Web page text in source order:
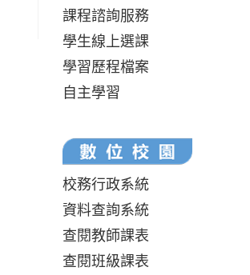
課程諮詢服務
學生線上選課
學習歷程檔案
自主學習
校務行政系統
資料查詢系統
查閱教師課表
查閱班級課表